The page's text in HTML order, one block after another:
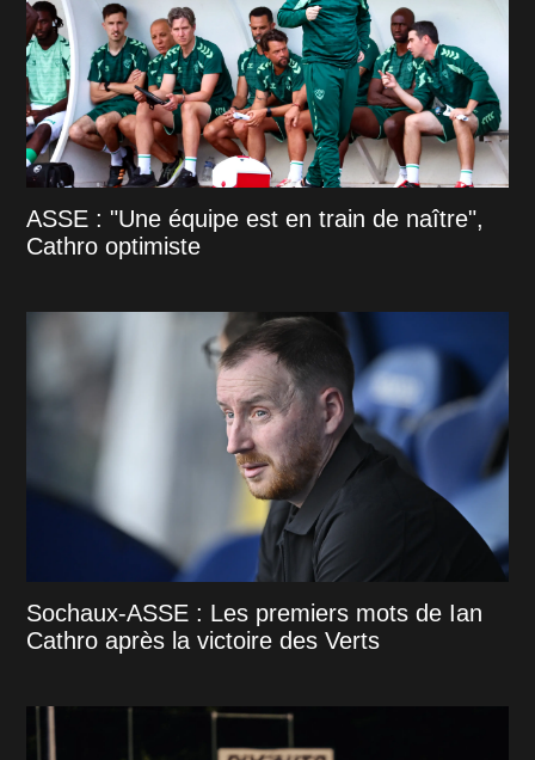
ASSE : "Une équipe est en train de naître",
Cathro optimiste
Sochaux-ASSE : Les premiers mots de Ian
Cathro après la victoire des Verts